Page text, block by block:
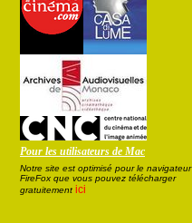
Pour les utilisateurs de Mac
Notre site est optimisé pour le navigateur
FireFox que vous pouvez télécharger
gratuitement ici